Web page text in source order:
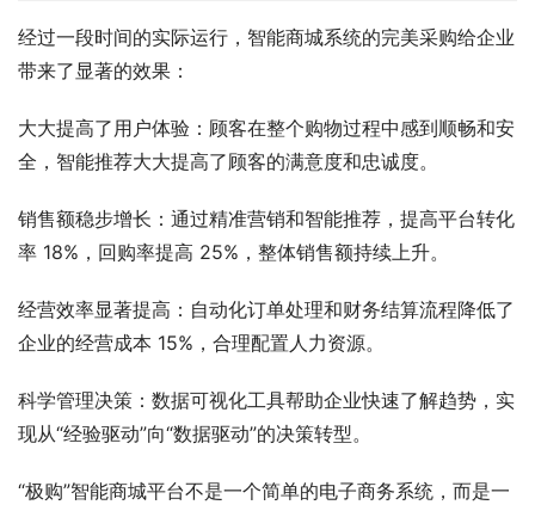
经过一段时间的实际运行，智能商城系统的完美采购给企业
带来了显著的效果：
大大提高了用户体验：顾客在整个购物过程中感到顺畅和安
全，智能推荐大大提高了顾客的满意度和忠诚度。
销售额稳步增长：通过精准营销和智能推荐，提高平台转化
率 18%，回购率提高 25%，整体销售额持续上升。
经营效率显著提高：自动化订单处理和财务结算流程降低了
企业的经营成本 15%，合理配置人力资源。
科学管理决策：数据可视化工具帮助企业快速了解趋势，实
现从“经验驱动”向“数据驱动”的决策转型。
“极购”智能商城平台不是一个简单的电子商务系统，而是一